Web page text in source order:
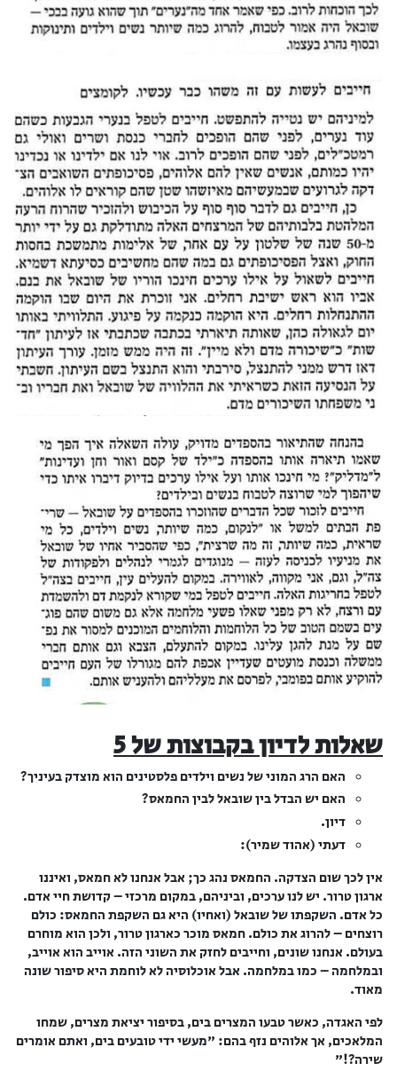
שאלות לדיון בקבוצות של 5
האם הרג המוני של נשים וילדים פלסטינים הוא מוצדק בעיניך?
האם יש הבדל בין שובאל לבין החמאס?
דיון.
דעתי (אהוד שמיר):
אין לכך שום הצדקה. החמאס נהג כך; אבל אנחנו לא חמאס, ואיננו
ארגון טרור. יש לנו ערכים, וביניהם, במקום מרכזי – קדושת חיי אדם.
כל אדם. השקפתו של שובאל (ואחיו) היא גם השקפת החמאס: כולם
רוצחים – להרוג את כולם. חמאס מוכר כארגון טרור, ולכן הוא מוחרם
בעולם. אנחנו שונים, וחייבים לחזק את השוני הזה. אוייב הוא אוייב,
ובמלחמה – כמו במלחמה. אבל אוכלוסיה לא לוחמת היא סיפור שונה
מאוד.
לפי האגדה, כאשר טבעו המצרים בים, בסיפור יציאת מצרים, שמחו
המלאכים, אך אלוהים נזף בהם: "מעשי ידי טובעים בים, ואתם אומרים
שירה?!"